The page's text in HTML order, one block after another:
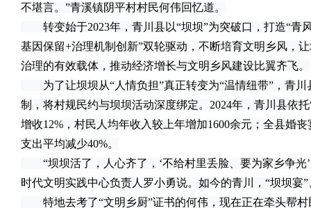
不堪言。”青溪镇阴平村村民何伟回忆道。
转变始于2023年，青川县以“坝坝”为突破口，打造“青
基因保留+治理机制创新”双轮驱动，不断培育文明乡风，
治理的有效载体，推动经济增长与文明乡风建设比翼齐飞。
为了让坝坝从“人情负担”真正转变为“温情纽带”，青川
制，将村规民约与坝坝活动深度绑定。2024年，青川县依
增收12%，村民人均年收入较上年增加1600余元；全县婚
支出平均减少40%。
“坝坝活了，人心齐了，‘不给村里丢脸、要为家乡争光
时代文明实践中心负责人罗小勇说。如今的青川，“坝坝宴
特地去考了“文明乡厨”证书的何伟，现在正在牵头帮村